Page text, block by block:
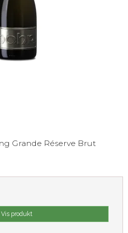
Grande Réserve Brut
Vis produkt